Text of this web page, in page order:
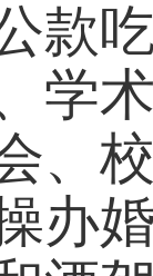
款
学
、
办